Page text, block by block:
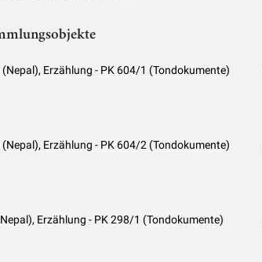
Erzählung - PK 604/1 (Tondokumente)
Erzählung - PK 604/2 (Tondokumente)
Erzählung - PK 298/1 (Tondokumente)